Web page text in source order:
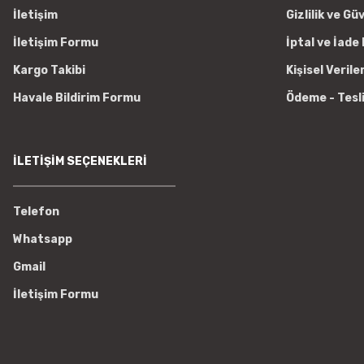
İletişim
İletişim Formu
Kargo Takibi
Havale Bildirim Formu
Gizlilik ve
İptal ve İade
Kişisel
Ödeme -
İLETİŞİM SEÇENEKLERİ
Telefon
Whatsapp
Gmail
İletişim Formu